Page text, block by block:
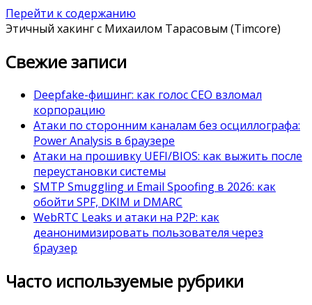
Перейти к содержанию
Этичный хакинг с Михаилом Тарасовым (Timcore)
Свежие записи
Deepfake-фишинг: как голос CEO взломал
корпорацию
Атаки по сторонним каналам без осциллографа:
Power Analysis в браузере
Атаки на прошивку UEFI/BIOS: как выжить после
переустановки системы
SMTP Smuggling и Email Spoofing в 2026: как
обойти SPF, DKIM и DMARC
WebRTC Leaks и атаки на P2P: как
деанонимизировать пользователя через
браузер
Часто используемые рубрики